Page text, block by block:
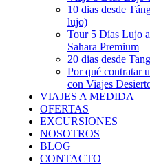
10 dias desde
lujo)
Tour 5 Días Lujo
Sahara Premium
20 dias desde
Por qué contratar
con Viajes
VIAJES A MEDIDA
OFERTAS
EXCURSIONES
NOSOTROS
BLOG
CONTACTO